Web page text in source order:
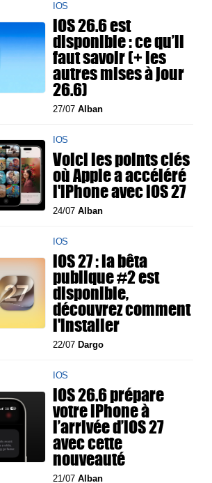
IOS
iOS 26.6 est
disponible : ce qu’il
faut savoir (+ les
autres mises à jour
26.6)
27/07Alban
IOS
Voici les points clés
où Apple a accéléré
l'iPhone avec iOS 27
24/07Alban
IOS
iOS 27 : la bêta
publique #2 est
disponible,
découvrez comment
l'installer
22/07 Dargo
IOS
iOS 26.6 prépare
votre iPhone à
l’arrivée d’iOS 27
avec cette
nouveauté
21/07Alban